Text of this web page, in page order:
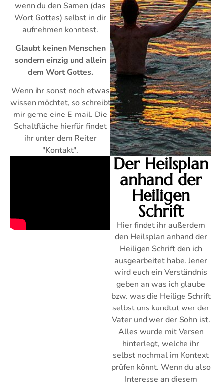
wenn du den Samen (das
Wort Gottes) selbst in dir
aufnehmen konntest.
Glaubt keinen Menschen
sondern einzig und allein
dem Wort Gottes.
Wenn ihr sonst noch etwas
wissen möchtet, so schreibt
mir gerne eine E-mail. Die
Schaltfläche hierfür findet
ihr unter dem Reiter
"Kontakt".
Der Heilsplan
anhand der
Heiligen
Schrift
Hier findet ihr außerdem
den Heilsplan anhand der
Heiligen Schrift den ich
ausgearbeitet habe. Jener
wird euch ein Verständnis
geben an was ich glaube
bzw. was die Heilige Schrift
selbst uns kundtut wer der
Vater und wer der Sohn ist.
Alles wurde mit Versen
hinterlegt, welche ihr
selbst nochmal im Kontext
prüfen könnt. Wenn du also
Interesse an diesem